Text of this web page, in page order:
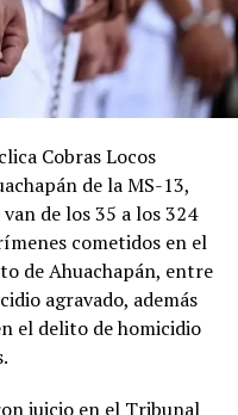
MS-13 en San Miguel
2025
Cobras Locos
de la MS-13,
de los 35 a los 324
cometidos en el
de Ahuachapán, entre
agravado, además
el delito de homicidio
juicio en el Tribunal